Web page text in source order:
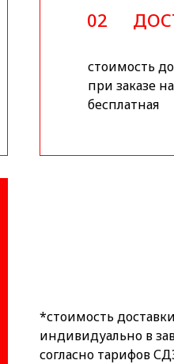
02
стоимость
при заказе
бесплатная
*стоимость
индивидуально в
согласно тарифов